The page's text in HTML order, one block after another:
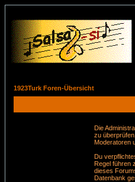
1923Turk Foren-Übersicht
Die
zu
Moderatoren
Du
Regel führen
dieses
Datenbank